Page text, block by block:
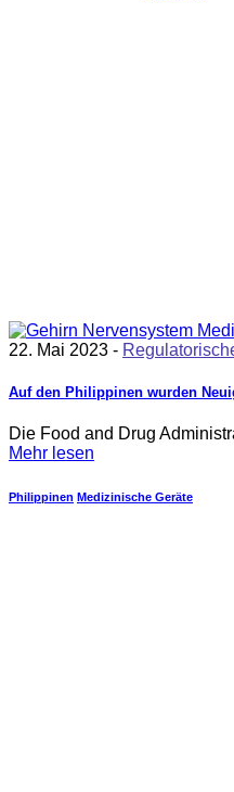
22. Mai 2023 -
Auf den Philippinen wurden
Die Food and Drug
Mehr lesen
Philippinen Medizinische Geräte